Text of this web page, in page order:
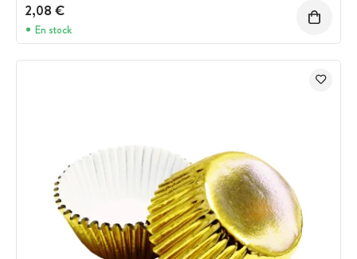
2,08 €
En stock